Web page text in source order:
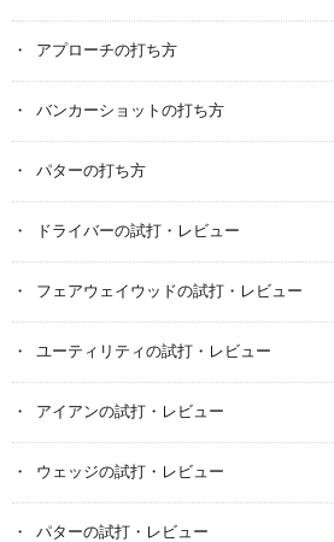
アプローチの打ち方
バンカーショットの打ち方
パターの打ち方
ドライバーの試打・レビュー
フェアウェイウッドの試打・レビュー
ユーティリティの試打・レビュー
アイアンの試打・レビュー
ウェッジの試打・レビュー
パターの試打・レビュー